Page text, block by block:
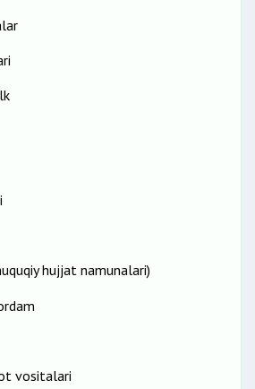
hujjat namunalari)
vositalari